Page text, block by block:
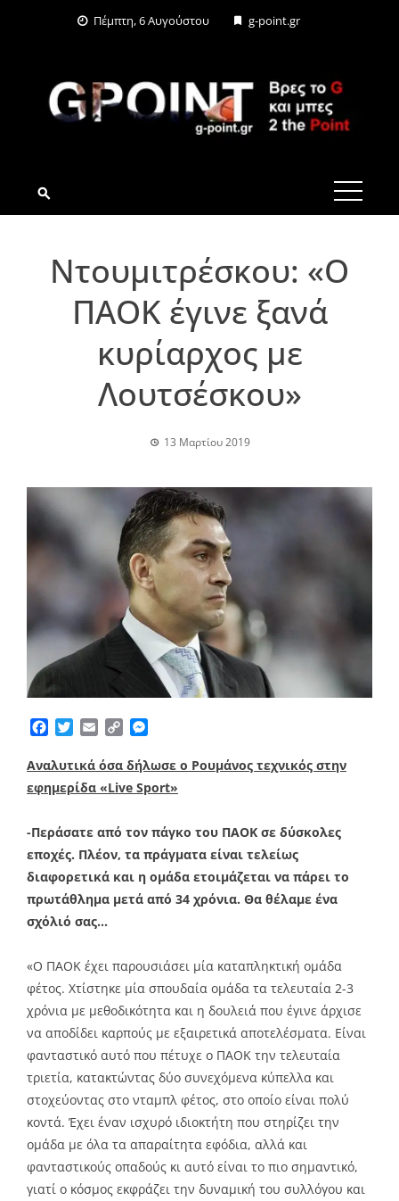
Πέμπτη, 6 Αυγούστου g-point.gr
G-POINT.GR
Ντουμιτρέσκου: «Ο
ΠΑΟΚ έγινε ξανά
κυρίαρχος με
Λουτσέσκου»
13 Μαρτίου 2019
Facebook
TwitterEmailCopy
Αναλυτικά όσα δήλωσε ο Ρουμάνος τεχνικός στην
εφημερίδα «Live Sport»
-Περάσατε από τον πάγκο του ΠΑΟΚ σε δύσκολες
εποχές. Πλέον, τα πράγματα είναι τελείως
διαφορετικά και η ομάδα ετοιμάζεται να πάρει το
πρωτάθλημα μετά από 34 χρόνια. Θα θέλαμε ένα
σχόλιό σας…
«Ο ΠΑΟΚ έχει παρουσιάσει μία καταπληκτική ομάδα
φέτος. Χτίστηκε μία σπουδαία ομάδα τα τελευταία 2-3
χρόνια με μεθοδικότητα και η δουλειά που έγινε άρχισε
να αποδίδει καρπούς με εξαιρετικά αποτελέσματα. Είναι
φανταστικό αυτό που πέτυχε ο ΠΑΟΚ την τελευταία
τριετία, κατακτώντας δύο συνεχόμενα κύπελλα και
στοχεύοντας στο νταμπλ φέτος, στο οποίο είναι πολύ
κοντά. Έχει έναν ισχυρό ιδιοκτήτη που στηρίζει την
ομάδα με όλα τα απαραίτητα εφόδια, αλλά και
φανταστικούς οπαδούς κι αυτό είναι το πιο σημαντικό,
γιατί ο κόσμος εκφράζει την δυναμική του συλλόγου και